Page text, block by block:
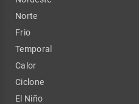
Norte
Frio
Temporal
Calor
Ciclone
El Niño